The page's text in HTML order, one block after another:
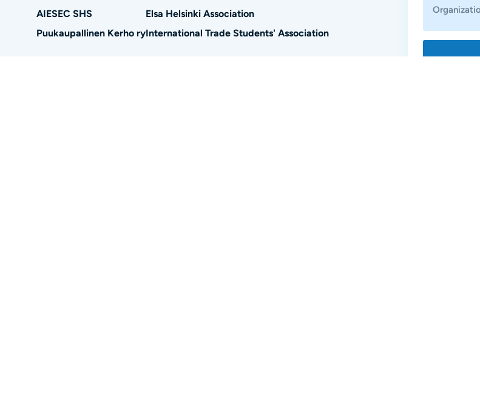
AIESEC SHS
Puukaupallinen Kerho ry
Elsa Helsinki Association
International Trade Students' Association